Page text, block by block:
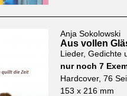
Anja Sokolowski
Aus vollen
Lieder, Gedichte
nur noch 7
Hardcover, 76
153 x 216 mm